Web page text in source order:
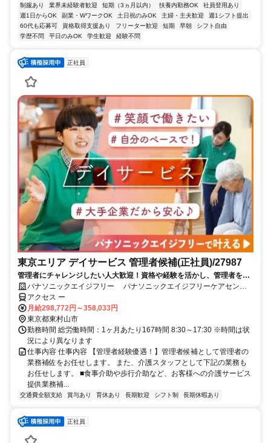
制服あり 業界未経験者歓迎 短期（3ヵ月以内） 扶養内勤務OK
社員登用あり
週1日からOK
副業・WワークOK 土日祝のみOK 主婦・主夫歓迎
週1シフト提出
60代も応募可
資格取得支援あり フリーター歓迎 短期 早朝
シフト自由
学歴不問
平日のみOK 学生歓迎 経験不問
正社員
東京エリア デイサービス 管理者候補(正社員)/27987
管理者にチャレンジしたい人大歓迎！資格や経験を活かし、管理者を目
指しませんか？スキルや役割に応じたグレード制度で目標が明確に！管
理者へのキャリアアップを応援します。
パナソニックエイジフリー パナソニックエイジフリーケアセンタ
ー 東京エリア
アクセス ー
月給298,772円～358,033円
東京都東村山市
勤務時間 総労働時間：1ヶ月あたり167時間 8:30～17:30 ※時間は状
況により異なります
仕事内容 仕事内容 【管理者経験優遇！】管理者候補として管理者の
業務補佐をお任せします。 また、介護スタッフとして下記の業務も
お任せします。 ■食事介助や歩行介助など、お客様への介護サービス
提供業務補...
交通費全額支給 賞与あり 育休あり 長期歓迎 シフト制 長期休暇あり
正社員